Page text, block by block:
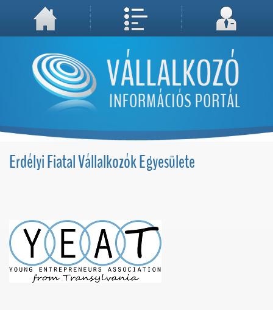
A weboldal használatával Ön elfogadja, hogy Cookie-kat (sütiket) tároljunk számítógépén. A sütik a weboldal megfelelő működéséhez
Megértettem, folytatás...
Erdélyi Fiatal Vállalkozók Egyesülete